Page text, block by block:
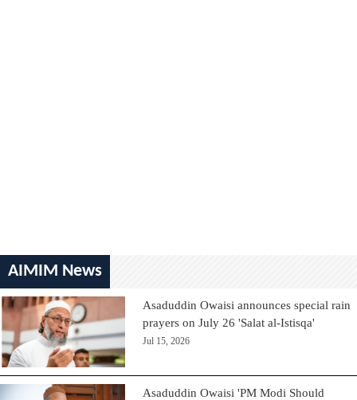
AIMIM News
Asaduddin Owaisi announces special rain
prayers on July 26 'Salat al-Istisqa'
Jul 15, 2026
Asaduddin Owaisi 'PM Modi Should